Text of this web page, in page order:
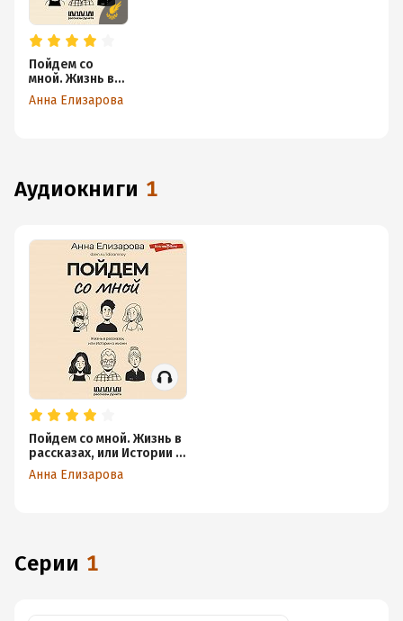
Пойдем со
мной. Жизнь в
рассказах, или
Истории о
Анна Елизарова
аудиокниги 1
Пойдем со мной. Жизнь в
рассказах, или Истории о
жизни
Анна Елизарова
Серии 1